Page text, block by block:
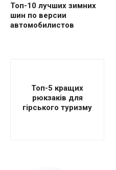
Топ-10 лучших зимних
шин по версии
автомобилистов
Топ-5 кращих
рюкзаків для
гірського туризму